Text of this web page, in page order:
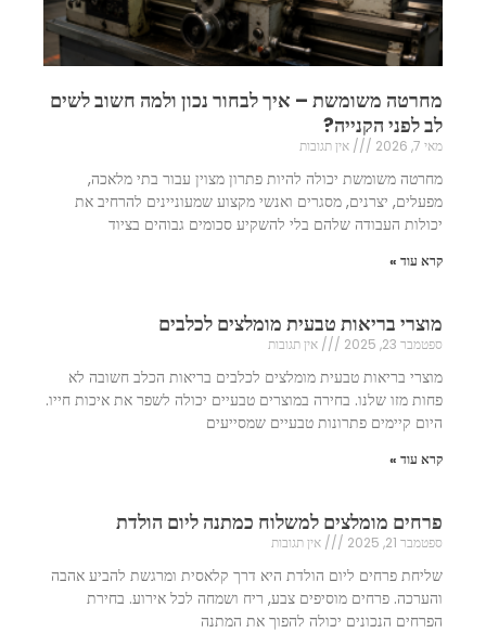
מחרטה משומשת – איך לבחור נכון ולמה חשוב לשים
לב לפני הקנייה?
מאי 7, 2026 אין תגובות
מחרטה משומשת יכולה להיות פתרון מצוין עבור בתי מלאכה,
מפעלים, יצרנים, מסגרים ואנשי מקצוע שמעוניינים להרחיב את
יכולות העבודה שלהם בלי להשקיע סכומים גבוהים בציוד
קרא עוד »
מוצרי בריאות טבעית מומלצים לכלבים
ספטמבר 23, 2025 אין תגובות
מוצרי בריאות טבעית מומלצים לכלבים בריאות הכלב חשובה לא
פחות מזו שלנו. בחירה במוצרים טבעיים יכולה לשפר את איכות חייו.
היום קיימים פתרונות טבעיים שמסייעים
קרא עוד »
פרחים מומלצים למשלוח כמתנה ליום הולדת
ספטמבר 21, 2025 אין תגובות
שליחת פרחים ליום הולדת היא דרך קלאסית ומרגשת להביע אהבה
והערכה. פרחים מוסיפים צבע, ריח ושמחה לכל אירוע. בחירת
הפרחים הנכונים יכולה להפוך את המתנה